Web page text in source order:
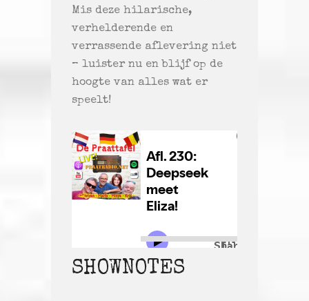
Mis deze hilarische,
verhelderende en
verrassende aflevering niet
– luister nu en blijf op de
hoogte van alles wat er
speelt!
SHOWNOTES